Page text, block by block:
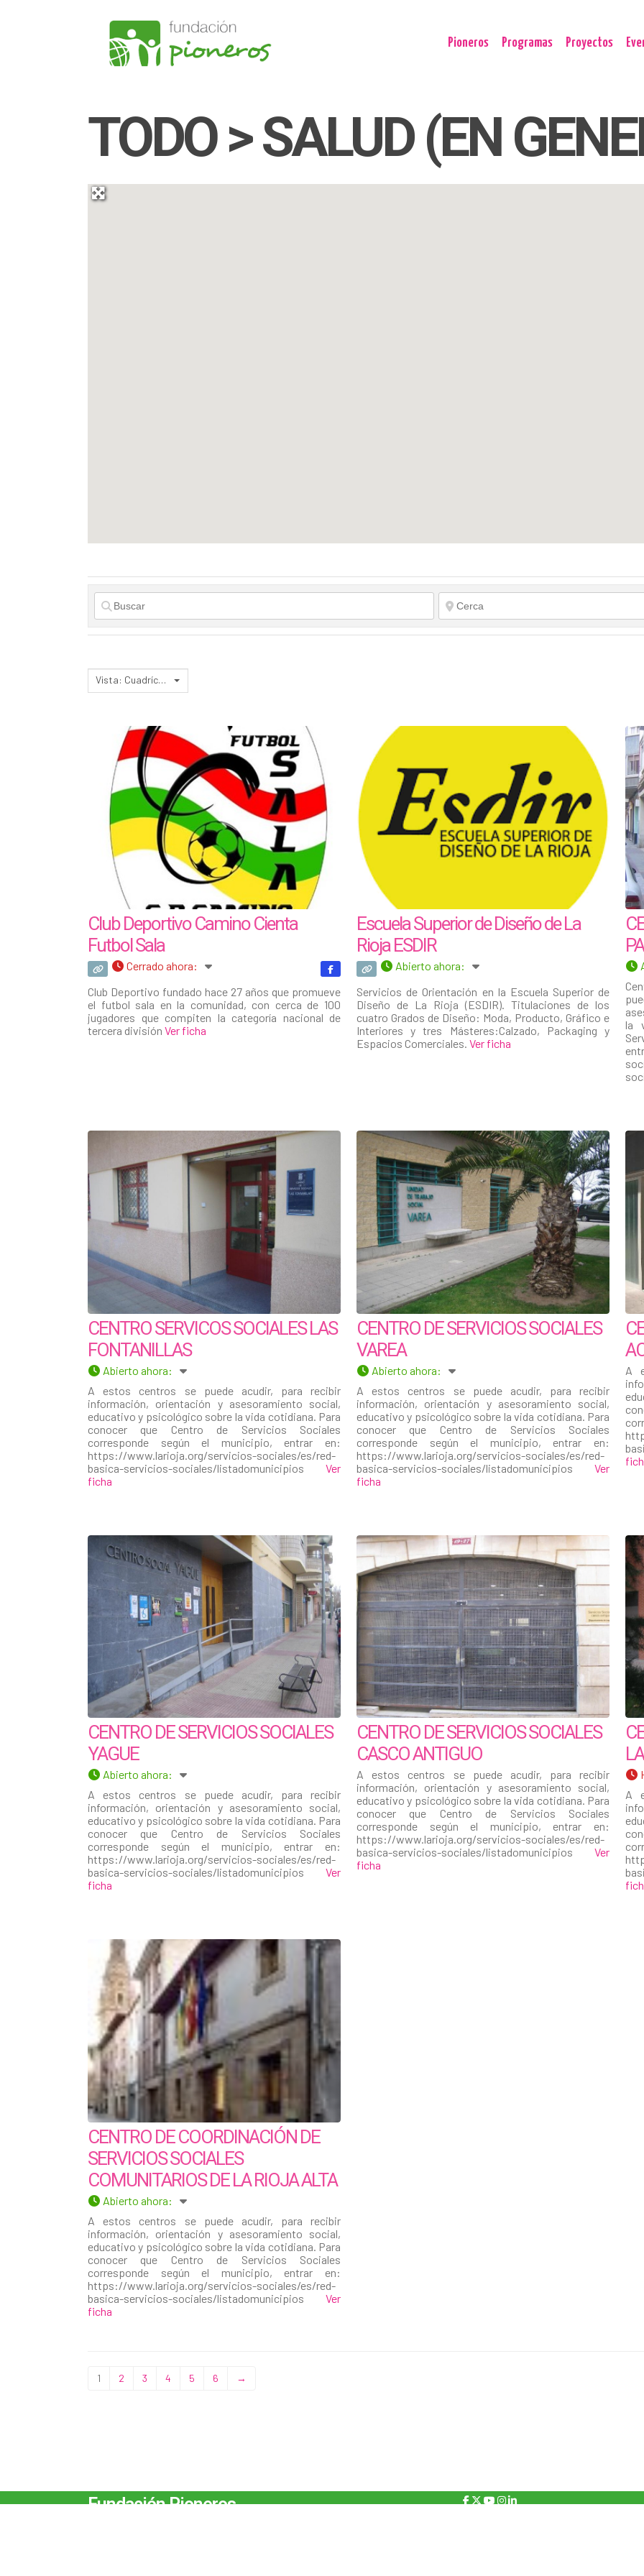
Pioneros Programas Proyectos
TODO > SALUD (EN
Vista: Cuadrícula 3
Club Deportivo Camino Cienta
Futbol Sala
Cerrado ahora:
Club Deportivo fundado hace 27 años que promueve
el futbol sala en la comunidad, con cerca de 100
jugadores que compiten la categoría nacional de
tercera división Ver ficha
Escuela Superior de Diseño de La
Rioja ESDIR
Abierto ahora:
Servicios de Orientación en la Escuela Superior de
Diseño de La Rioja (ESDIR). Titulaciones de los
cuatro Grados de Diseño: Moda, Producto, Gráfico e
Interiores y tres Másteres:Calzado, Packaging y
Espacios Comerciales. Ver ficha
la
CENTRO SERVICOS SOCIALES LAS
FONTANILLAS
Abierto ahora:
A estos centros se puede acudir, para recibir
información, orientación y asesoramiento social,
educativo y psicológico sobre la vida cotidiana. Para
conocer que Centro de Servicios Sociales
corresponde según el municipio, entrar en:
https://www.larioja.org/servicios-sociales/es/red-
basica-servicios-sociales/listadomunicipios Ver
ficha
CENTRO DE SERVICIOS SOCIALES
VAREA
Abierto ahora:
A estos centros se puede acudir, para recibir
información, orientación y asesoramiento social,
educativo y psicológico sobre la vida cotidiana. Para
conocer que Centro de Servicios Sociales
corresponde según el municipio, entrar en:
https://www.larioja.org/servicios-sociales/es/red-
basica-servicios-sociales/listadomunicipios Ver
ficha
A
CENTRO DE SERVICIOS SOCIALES
YAGUE
Abierto ahora:
A estos centros se puede acudir, para recibir
información, orientación y asesoramiento social,
educativo y psicológico sobre la vida cotidiana. Para
conocer que Centro de Servicios Sociales
corresponde según el municipio, entrar en:
https://www.larioja.org/servicios-sociales/es/red-
basica-servicios-sociales/listadomunicipios Ver
ficha
CENTRO DE SERVICIOS SOCIALES
CASCO ANTIGUO
A estos centros se puede acudir, para recibir
información, orientación y asesoramiento social,
educativo y psicológico sobre la vida cotidiana. Para
conocer que Centro de Servicios Sociales
corresponde según el municipio, entrar en:
https://www.larioja.org/servicios-sociales/es/red-
basica-servicios-sociales/listadomunicipios Ver
ficha
A
CENTRO DE COORDINACIÓN DE
SERVICIOS SOCIALES
COMUNITARIOS DE LA RIOJA ALTA
Abierto ahora:
A estos centros se puede acudir, para recibir
información, orientación y asesoramiento social,
educativo y psicológico sobre la vida cotidiana. Para
conocer que Centro de Servicios Sociales
corresponde según el municipio, entrar en:
https://www.larioja.org/servicios-sociales/es/red-
basica-servicios-sociales/listadomunicipios Ver
ficha
1 2 3 4 5 6 →
Fundación Pioneros